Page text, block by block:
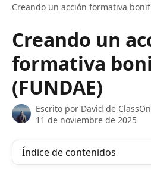
Creando un acción formativa
Creando un
formativa
(FUNDAE)
Escrito por David de
11 de noviembre de 2025
Índice de contenidos